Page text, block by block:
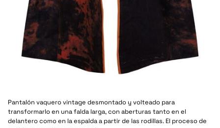
Pantalón vaquero vintage desmontado y volteado para
transformarlo en una falda larga, con aberturas tanto en el
delantero como en la espalda a partir de las rodillas. El proceso de